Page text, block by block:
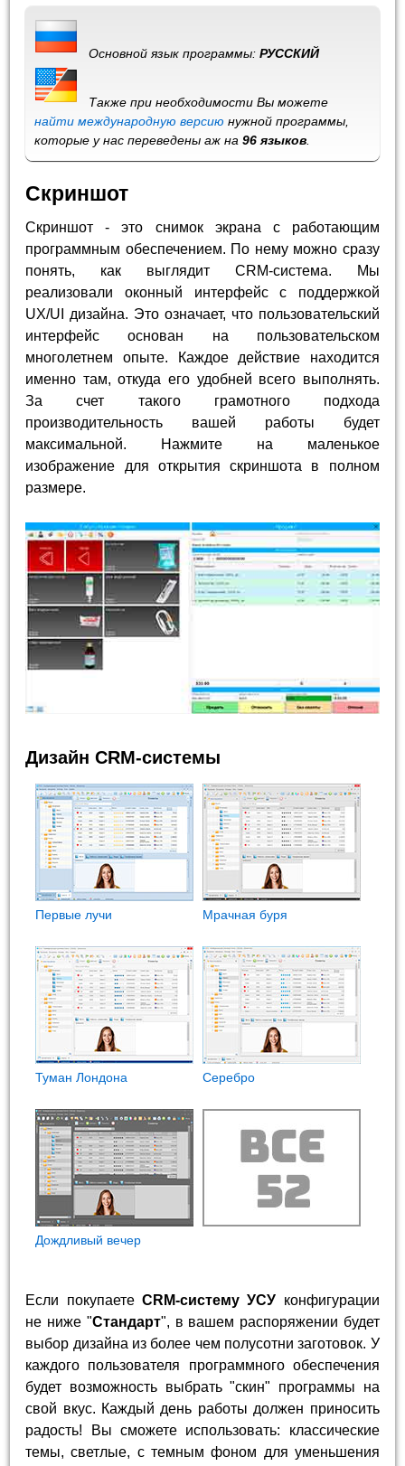
Основной язык программы:РУССКИЙ
Также при необходимости Вы можете
найти международную версию нужной программы,
которые у нас переведены аж на96 языков.
Скриншот
Скриншот - это снимок экрана с работающим
программным обеспечением. По нему можно сразу
понять, как выглядит CRM-система. Мы
реализовали оконный интерфейс с поддержкой
UX/UI дизайна. Это означает, что пользовательский
интерфейс основан на пользовательском
многолетнем опыте. Каждое действие находится
именно там, откуда его удобней всего выполнять.
За счет такого грамотного подхода
производительность вашей работы будет
максимальной. Нажмите на маленькое
изображение для открытия скриншота в полном
размере.
Дизайн CRM-системы
Первые лучи Мрачная буря
Туман Лондона Cеребро
Дождливый вечер
Если покупаете CRM-систему УСУ конфигурации
не ниже "Стандарт", в вашем распоряжении будет
выбор дизайна из более чем полусотни заготовок. У
каждого пользователя программного обеспечения
будет возможность выбрать "скин" программы на
свой вкус. Каждый день работы должен приносить
радость! Вы сможете использовать: классические
темы, светлые, с темным фоном для уменьшения